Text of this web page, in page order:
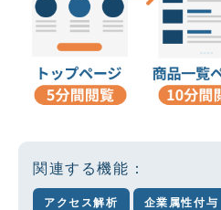
関連する機能：
アクセス解析 企業属性付与